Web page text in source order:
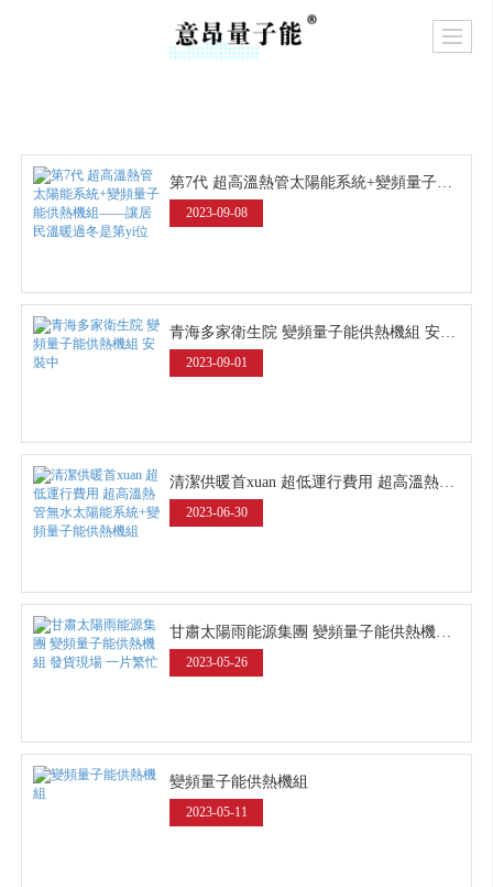
第7代 超高溫熱管太陽能系統+變頻量子能供熱機組——讓居民溫暖過冬是第yi位
2023-09-08
青海多家衛生院 變頻量子能供熱機組 安裝中
2023-09-01
清潔供暖首xuan 超低運行費用 超高溫熱管無水太陽能系統+變頻量子能供熱機組
2023-06-30
甘肅太陽雨能源集團 變頻量子能供熱機組 發貨現場 一片繁忙
2023-05-26
變頻量子能供熱機組
2023-05-11